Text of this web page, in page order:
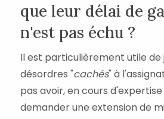
que leur délai de
n'est pas échu ?
Il est particulièrement utile de
désordres "cachés" à
pas avoir, en cours
demander une extension de